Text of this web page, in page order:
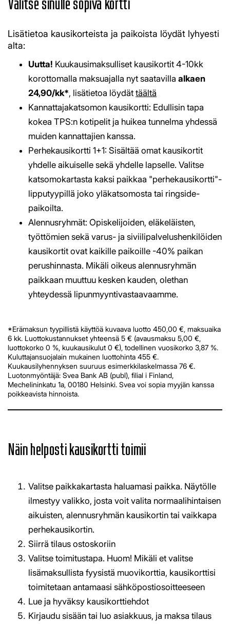
​​​​​​​Lisätietoa kausikorteista ja paikoista löydät lyhyesti
alta:
Uutta! Kuukausimaksulliset kausikortit 4-10kk
korottomalla maksuajalla nyt saatavilla alkaen
24,90/kk*, lisätietoa löydät täältä
Kannattajakatsomon kausikortti: Edullisin tapa
kokea TPS:n kotipelit ja huikea tunnelma yhdessä
muiden kannattajien kanssa.
Perhekausikortti 1+1: Sisältää omat kausikortit
yhdelle aikuiselle sekä yhdelle lapselle. Valitse
katsomokartasta kaksi paikkaa "perhekausikortti"-
lipputyypillä joko yläkatsomosta tai ringside-
paikoilta.
Alennusryhmät: Opiskelijoiden, eläkeläisten,
työttömien sekä varus- ja siviilipalvelushenkilöiden
kausikortit ovat kaikille paikoille -40% paikan
perushinnasta. Mikäli oikeus alennusryhmän
paikkaan muuttuu kesken kauden, olethan
yhteydessä lipunmyyntivastaavaamme.​​​​​​​
*Erämaksun tyypillistä käyttöä kuvaava luotto 450,00 €, maksuaika
6 kk. Luottokustannukset yhteensä 5 € (avausmaksu 5,00 €,
luottokorko 0 %, kuukausikulut 0 €), todellinen vuosikorko 3,87 %.
Kuluttajansuojalain mukainen luottohinta 455 €.
Kuukausilyhennyksen suuruus esimerkkilaskelmassa 76 €.
Luotonmyöntäjä: Svea Bank AB (publ), filial i Finland,
Mechelininkatu 1a, 00180 Helsinki. Svea voi sopia myyjän kanssa
poikkeavista hinnoista.
​​​​​​​Näin helposti kausikortti toimii
Valitse paikkakartasta haluamasi paikka. Näytölle
ilmestyy valikko, josta voit valita normaalihintaisen
aikuisten, alennusryhmän kausikortin tai vaikkapa
perhekausikortin.
Siirrä tilaus ostoskoriin
Valitse toimitustapa. Huom! Mikäli et valitse
lisämaksullista fyysistä muovikorttia, kausikorttisi
toimitetaan antamaasi sähköpostiosoitteeseen
Lue ja hyväksy kausikorttiehdot
Kirjaudu sisään tai luo asiakkuus, ja maksa tilaus